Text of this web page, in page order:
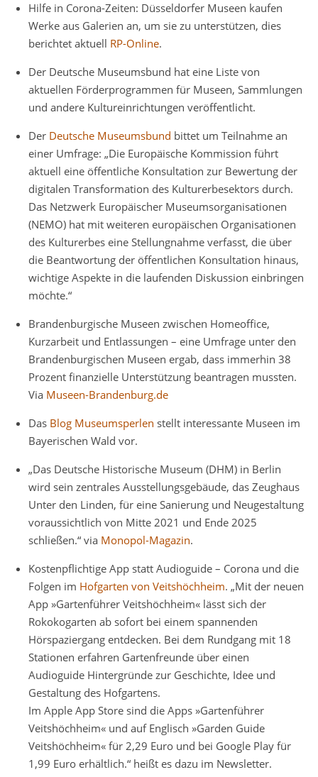
Hilfe in Corona-Zeiten: Düsseldorfer Museen kaufen
Werke aus Galerien an, um sie zu unterstützen, dies
berichtet aktuell RP-Online.
Der Deutsche Museumsbund hat eine Liste von
aktuellen Förderprogrammen für Museen, Sammlungen
und andere Kultureinrichtungen veröffentlicht.
Der Deutsche Museumsbund bittet um Teilnahme an
einer Umfrage: „Die Europäische Kommission führt
aktuell eine öffentliche Konsultation zur Bewertung der
digitalen Transformation des Kulturerbesektors durch.
Das Netzwerk Europäischer Museumsorganisationen
(NEMO) hat mit weiteren europäischen Organisationen
des Kulturerbes eine Stellungnahme verfasst, die über
die Beantwortung der öffentlichen Konsultation hinaus,
wichtige Aspekte in die laufenden Diskussion einbringen
möchte.“
Brandenburgische Museen zwischen Homeoffice,
Kurzarbeit und Entlassungen – eine Umfrage unter den
Brandenburgischen Museen ergab, dass immerhin 38
Prozent finanzielle Unterstützung beantragen mussten.
Via Museen-Brandenburg.de
Das Blog Museumsperlen stellt interessante Museen im
Bayerischen Wald vor.
„Das Deutsche Historische Museum (DHM) in Berlin
wird sein zentrales Ausstellungsgebäude, das Zeughaus
Unter den Linden, für eine Sanierung und Neugestaltung
voraussichtlich von Mitte 2021 und Ende 2025
schließen.“ via Monopol-Magazin.
Kostenpflichtige App statt Audioguide – Corona und die
Folgen im Hofgarten von Veitshöchheim. „Mit der neuen
App »Gartenführer Veitshöchheim« lässt sich der
Rokokogarten ab sofort bei einem spannenden
Hörspaziergang entdecken. Bei dem Rundgang mit 18
Stationen erfahren Gartenfreunde über einen
Audioguide Hintergründe zur Geschichte, Idee und
Gestaltung des Hofgartens.
Im Apple App Store sind die Apps »Gartenführer
Veitshöchheim« und auf Englisch »Garden Guide
Veitshöchheim« für 2,29 Euro und bei Google Play für
1,99 Euro erhältlich.“ heißt es dazu im Newsletter.